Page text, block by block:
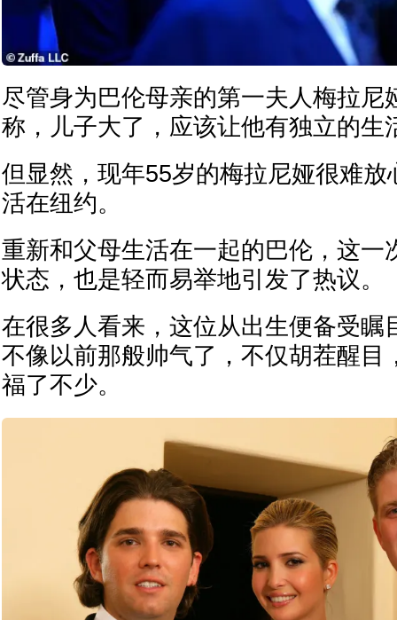
尽管身为巴伦母亲的第一夫人梅拉尼
称，儿子大了，应该让他有独立的生
但显然，现年55岁的梅拉尼娅很难放
活在纽约。
重新和父母生活在一起的巴伦，这一
状态，也是轻而易举地引发了热议。
在很多人看来，这位从出生便备受瞩
不像以前那般帅气了，不仅胡茬醒目
福了不少。